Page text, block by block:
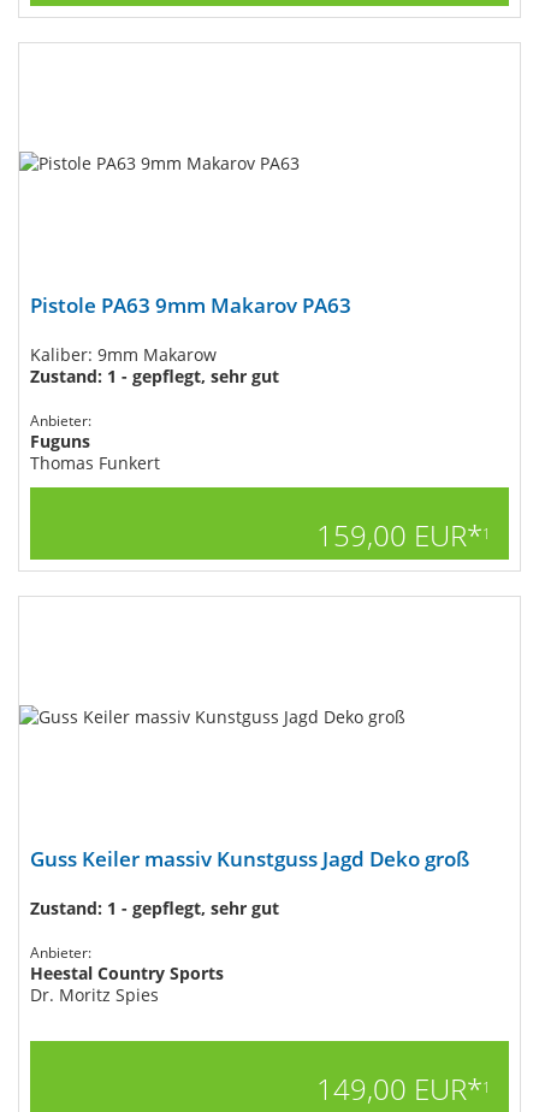
Pistole PA63 9mm Makarov PA63
Kaliber: 9mm Makarow
Zustand: 1 - gepflegt, sehr gut
Anbieter:
Fuguns
Thomas Funkert
159,00 EUR*1
Guss Keiler massiv Kunstguss Jagd Deko groß
Zustand: 1 - gepflegt, sehr gut
Anbieter:
Heestal Country Sports
Dr. Moritz Spies
149,00 EUR*1